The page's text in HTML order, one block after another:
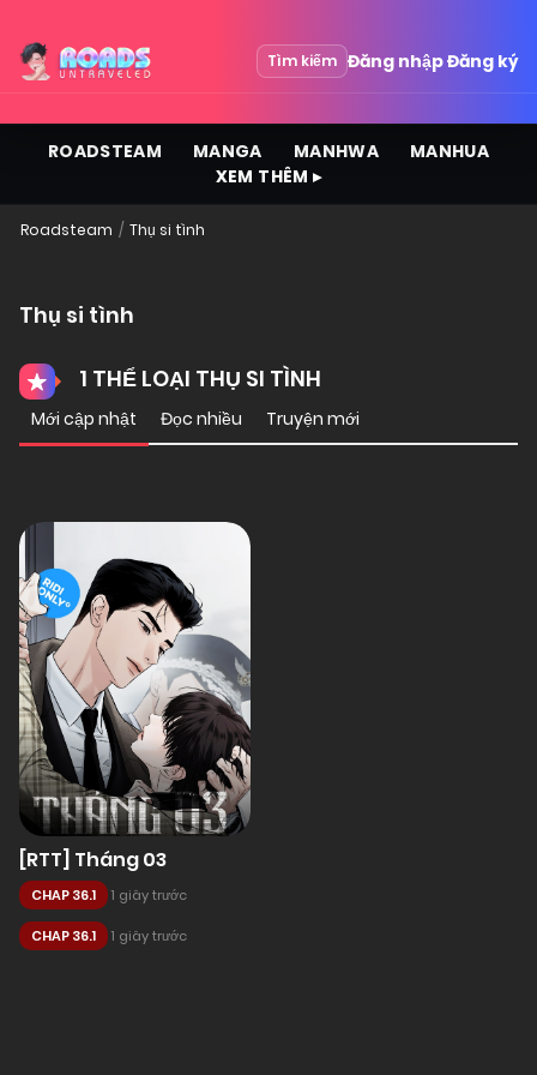
Tìm kiếm Đăng nhậpĐăng ký
ROADSTEAM MANGA MANHWA
MANHUA
XEM THÊM ▸
Roadsteam Thụ si tình
Thụ si tình
1 THỂ LOẠI THỤ SI TÌNH
Mới cập nhật Đọc nhiều Truyện mới
[RTT] Tháng 03
CHAP 36.1 1 giây trước
CHAP 36.1 1 giây trước